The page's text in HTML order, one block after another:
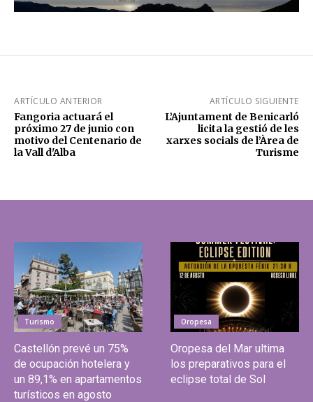
ARTÍCULO ANTERIOR
Fangoria actuará el
próximo 27 de junio con
motivo del Centenario de
la Vall d'Alba
ARTÍCULO SIGUIENTE
L’Ajuntament de Benicarló
licita la gestió de les
xarxes socials de l’Àrea de
Turisme
Turismo
Castellón prevé un 75%
de ocupación hotelera y
un 89,1% en apartamentos
turísticos en agosto
Oropesa
Oropesa del Mar ultima
los preparativos para el
eclipse total de Sol